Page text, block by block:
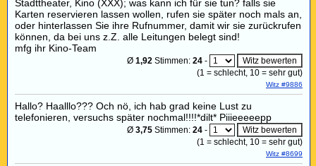
Stadttheater, Kino (XXX); was kann ich für sie tun? falls sie
Karten reservieren lassen wollen, rufen sie später noch mals an,
oder hinterlassen Sie ihre Rufnummer, damit wir sie zurückrufen
können, da bei uns z.Z. alle Leitungen belegt sind!
mfg ihr Kino-Team
Ø 1,92 Stimmen: 24 -
(1 = schlecht, 10 = sehr gut)
Witz #9886
Hallo? Haalllo??? Och nö, ich hab grad keine Lust zu
telefonieren, versuchs später nochmal!!!!*dilt* Piiieeeeepp
Ø 3,75 Stimmen: 24 -
(1 = schlecht, 10 = sehr gut)
Witz #8699